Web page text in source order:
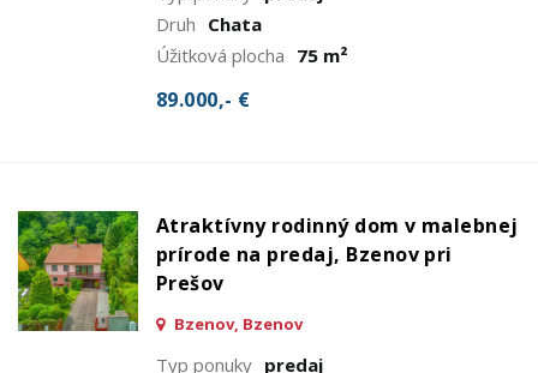
Druh Chata
Úžitková plocha 75 m²
89.000,- €
Atraktívny rodinný dom v malebnej
prírode na predaj, Bzenov pri
Prešov
Bzenov, Bzenov
Typ ponuky predaj